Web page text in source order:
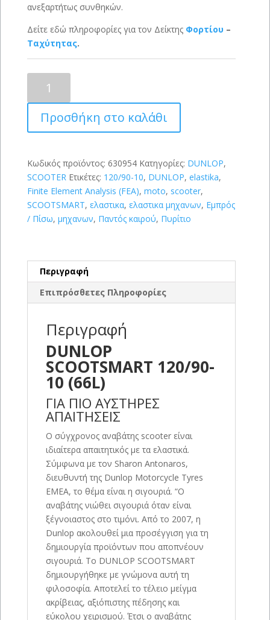
ανεξαρτήτως συνθηκών.
Δείτε εδώ πληροφορίες για τον Δείκτης Φορτίου –
Ταχύτητας.
SCOOTSMART
120/90-
(66L)
Προσθήκη στο καλάθι
Κωδικός προϊόντος: 630954 Κατηγορίες: DUNLOP,
SCOOTER Ετικέτες: 120/90-10, DUNLOP, elastika,
Finite Element Analysis (FEA), moto, scooter,
SCOOTSMART, ελαστικα, ελαστικα μηχανων, Εμπρός
/ Πίσω, μηχανων, Παντός καιρού, Πυρίτιο
Περιγραφή
Επιπρόσθετες Πληροφορίες
Περιγραφή
DUNLOP
SCOOTSMART 120/90-
10 (66L)
ΓΙΑ ΠΙΟ ΑΥΣΤΗΡΕΣ
ΑΠΑΙΤΗΣΕΙΣ
Ο σύγχρονος αναβάτης scooter είναι
ιδιαίτερα απαιτητικός με τα ελαστικά.
Σύμφωνα με τον Sharon Antonaros,
διευθυντή της Dunlop Motorcycle Tyres
EMEA, το θέμα είναι η σιγουριά. “Ο
αναβάτης νιώθει σιγουριά όταν είναι
ξέγνοιαστος στο τιμόνι. Από το 2007, η
Dunlop ακολουθεί μια προσέγγιση για τη
δημιουργία προϊόντων που αποπνέουν
σιγουριά. Το DUNLOP SCOOTSMART
δημιουργήθηκε με γνώμονα αυτή τη
φιλοσοφία. Αποτελεί το τέλειο μείγμα
ακρίβειας, αξιόπιστης πέδησης και
εύκολου χειρισμού. Έτσι ο αναβάτης